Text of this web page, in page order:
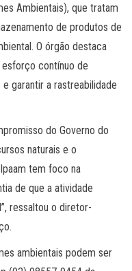
Ambientais), que tratam
de produtos de
O órgão destaca
contínuo de
garantir a rastreabilidade
do Governo do
naturais e o
tem foco na
de que a atividade
ressaltou o diretor-
ambientais podem ser